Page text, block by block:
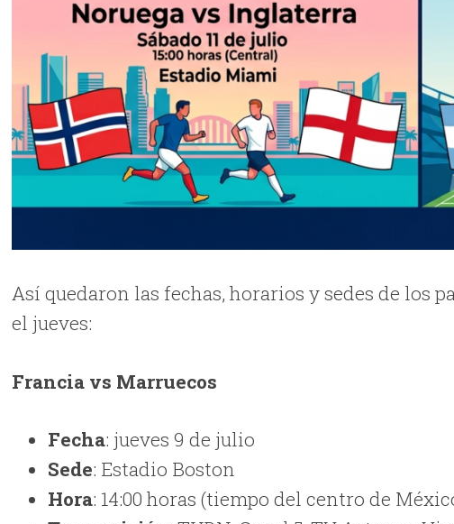
Así quedaron las fechas, horarios y sedes de los
el jueves:
Francia vs Marruecos
Fecha: jueves 9 de julio
Sede: Estadio Boston
Hora: 14:00 horas (tiempo del centro de